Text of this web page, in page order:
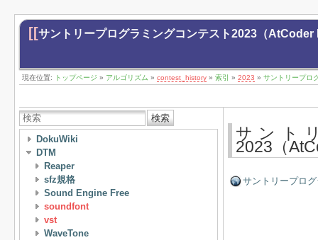
[[サントリープログラミングコンテスト2023（
現在位置: トップページ » アルゴリズム » contest_history » 索引 » 2023 » サントリープロ
検索
DokuWiki
DTM
Reaper
sfz規格
Sound Engine Free
soundfont
vst
WaveTone
サント
2023（
サントリープロ